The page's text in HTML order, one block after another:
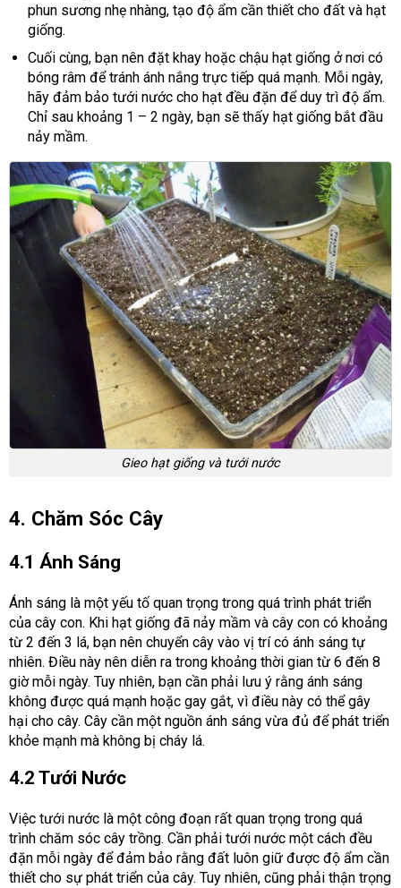
phun sương nhẹ nhàng, tạo độ ẩm cần thiết cho đất và hạt
giống.
Cuối cùng, bạn nên đặt khay hoặc chậu hạt giống ở nơi có
bóng râm để tránh ánh nắng trực tiếp quá mạnh. Mỗi ngày,
hãy đảm bảo tưới nước cho hạt đều đặn để duy trì độ ẩm.
Chỉ sau khoảng 1 – 2 ngày, bạn sẽ thấy hạt giống bắt đầu
nảy mầm.
Gieo hạt giống và tưới nước
4. Chăm Sóc Cây
4.1 Ánh Sáng
Ánh sáng là một yếu tố quan trọng trong quá trình phát triển
của cây con. Khi hạt giống đã nảy mầm và cây con có khoảng
từ 2 đến 3 lá, bạn nên chuyển cây vào vị trí có ánh sáng tự
nhiên. Điều này nên diễn ra trong khoảng thời gian từ 6 đến 8
giờ mỗi ngày. Tuy nhiên, bạn cần phải lưu ý rằng ánh sáng
không được quá mạnh hoặc gay gắt, vì điều này có thể gây
hại cho cây. Cây cần một nguồn ánh sáng vừa đủ để phát triển
khỏe mạnh mà không bị cháy lá.
4.2 Tưới Nước
Việc tưới nước là một công đoạn rất quan trọng trong quá
trình chăm sóc cây trồng. Cần phải tưới nước một cách đều
đặn mỗi ngày để đảm bảo rằng đất luôn giữ được độ ẩm cần
thiết cho sự phát triển của cây. Tuy nhiên, cũng phải thận trọng